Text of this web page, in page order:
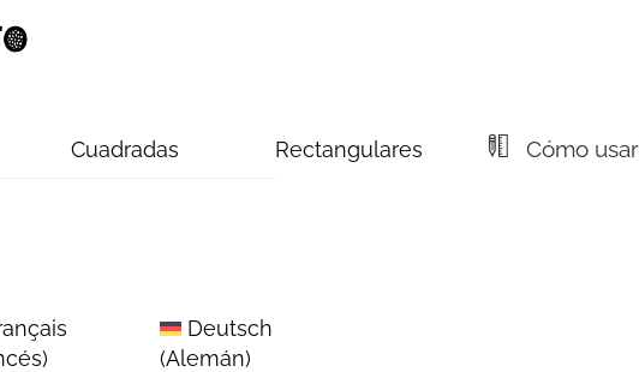
Cuadradas Rectangulares Cómo
)
Deutsch
(Alemán)